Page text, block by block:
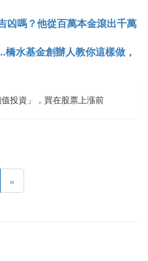
凶嗎？他從百萬本金滾出千萬
水基金創辦人教你這樣做，
投資」，買在股票上漲前
»